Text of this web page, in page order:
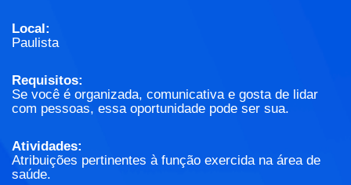
Local:
Paulista
Requisitos:
Se você é organizada, comunicativa e gosta de lidar
com pessoas, essa oportunidade pode ser sua.
Atividades:
Atribuições pertinentes à função exercida na área de
saúde.